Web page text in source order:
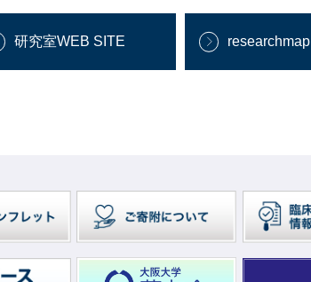
研究室WEB SITE researchmap